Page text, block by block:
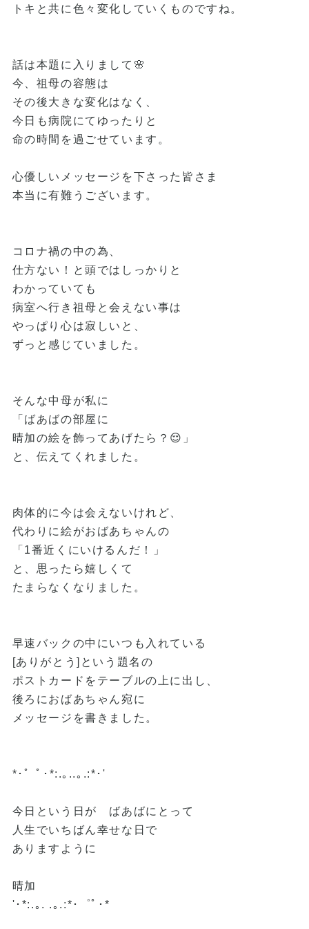
トキと共に色々変化していくものですね。
話は本題に入りまして🌸
今、祖母の容態は
その後大きな変化はなく、
今日も病院にてゆったりと
命の時間を過ごせています。
心優しいメッセージを下さった皆さま
本当に有難うございます。
コロナ禍の中の為、
仕方ない！と頭ではしっかりと
わかっていても
病室へ行き祖母と会えない事は
やっぱり心は寂しいと、
ずっと感じていました。
そんな中母が私に
「ばあばの部屋に
晴加の絵を飾ってあげたら？😌」
と、伝えてくれました。
肉体的に今は会えないけれど、
代わりに絵がおばあちゃんの
「1番近くにいけるんだ！」
と、思ったら嬉しくて
たまらなくなりました。
早速バックの中にいつも入れている
[ありがとう]という題名の
ポストカードをテーブルの上に出し、
後ろにおばあちゃん宛に
メッセージを書きました。
*･゜ﾟ･*:.｡..｡.:*･'
今日という日が ばあばにとって
人生でいちばん幸せな日で
ありますように
晴加
'･*:.｡. .｡.:*･゜ﾟ･*